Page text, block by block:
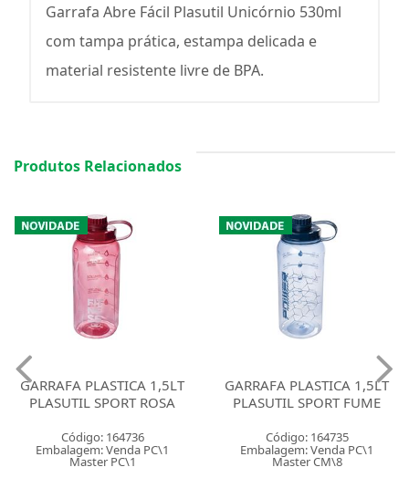
Garrafa Abre Fácil Plasutil Unicórnio 530ml
com tampa prática, estampa delicada e
material resistente livre de BPA.
Produtos Relacionados
GARRAFA PLASTICA 1,5LT
PLASUTIL SPORT ROSA
Código: 164736
Embalagem: Venda PC\1
Master PC\1
GARRAFA PLASTICA 1,5LT
PLASUTIL SPORT FUME
Código: 164735
Embalagem: Venda PC\1
Master CM\8